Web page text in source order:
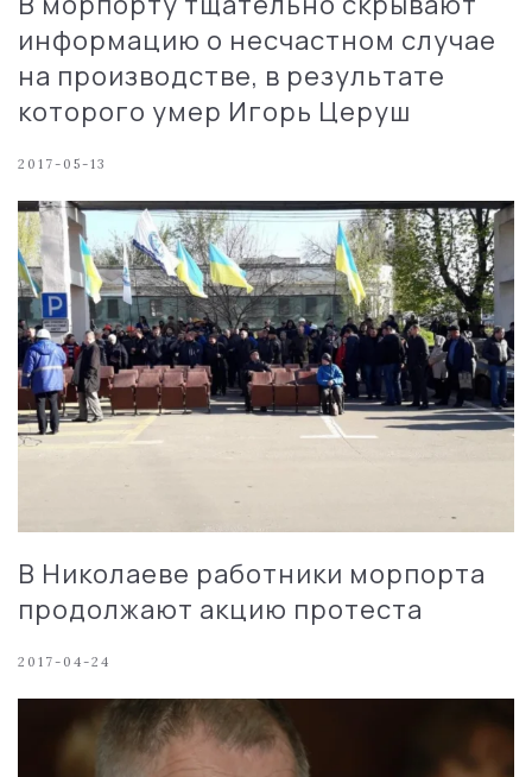
информацию о несчастном случае
на производстве, в результате
которого умер Игорь Церуш
2017-05-13
В Николаеве работники морпорта
продолжают акцию протеста
2017-04-24